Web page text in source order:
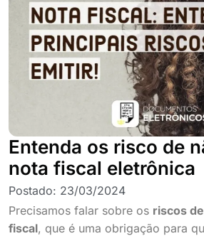
Entenda os risco de
nota fiscal eletrônica
Postado: 23/03/2024
Precisamos falar sobre os riscos
fiscal, que é uma obrigação para